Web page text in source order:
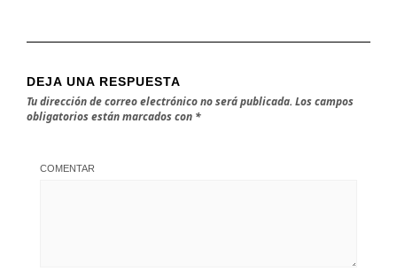
DEJA UNA RESPUESTA
Tu dirección de correo electrónico no será publicada. Los campos
obligatorios están marcados con *
COMENTAR